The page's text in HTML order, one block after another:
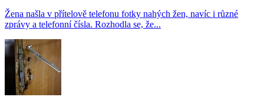
Žena našla v přítelově telefonu fotky nahých žen, navíc i různé
zprávy a telefonní čísla. Rozhodla se, že...